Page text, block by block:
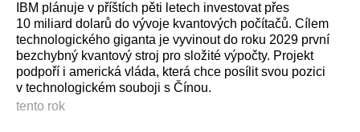
IBM plánuje v příštích pěti letech investovat přes
10 miliard dolarů do vývoje kvantových počítačů. Cílem
technologického giganta je vyvinout do roku 2029 první
bezchybný kvantový stroj pro složité výpočty. Projekt
podpoří i americká vláda, která chce posílit svou pozici
v technologickém souboji s Čínou.
tento rok